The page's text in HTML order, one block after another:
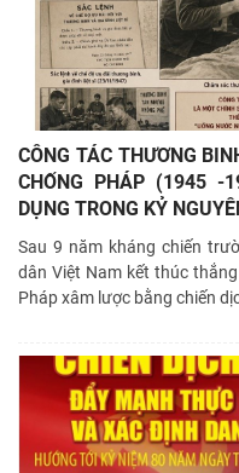
CÔNG TÁC THƯƠNG
CHỐNG PHÁP (1945 -
DỤNG TRONG KỶ
Sau 9 năm kháng chiến
dân Việt Nam kết thúc
Pháp xâm lược bằng chiến